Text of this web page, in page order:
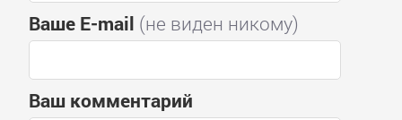
Ваше E-mail (не виден никому)
Ваш комментарий